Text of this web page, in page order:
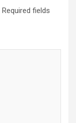
Required fields